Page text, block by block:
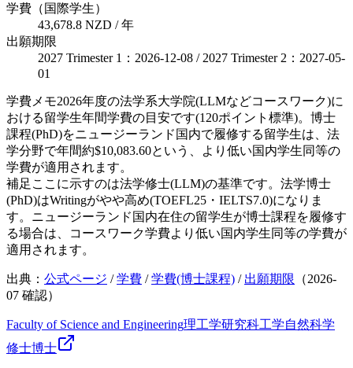
学費（国際学生）
43,678.8 NZD / 年
出願期限
2027 Trimester 1：2026-12-08 / 2027 Trimester 2：2027-05-
01
学費メモ2026年度の法学系大学院(LLMなどコースワーク)に
おける留学生年間学費の目安です(120ポイント標準)。博士
課程(PhD)をニュージーランド国内で履修する留学生は、法
学分野で年間約$10,083.60という、より低い国内学生同等の
学費が適用されます。
補足 ここに示すのは法学修士(LLM)の基準です。法学博士
(PhD)はWritingがやや高め(TOEFL25・IELTS7.0)になりま
す。ニュージーランド国内在住の留学生が博士課程を履修す
る場合は、コースワーク学費より低い国内学生同等の学費が
適用されます。
出典： 公式ページ /学費 /学費(博士課程) / 出願期限 （2026-
07 確認）
Faculty of Science and Engineering理工学研究科工学自然科学
修士博士